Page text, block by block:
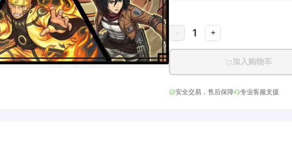
- 1 +
加入购物车
安全交易，售后保障 专业客服支援